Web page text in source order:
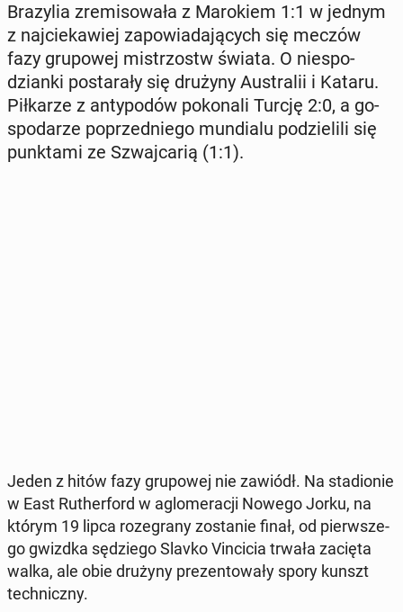
Bra­zy­lia zre­mi­so­wa­ła z Ma­ro­kiem 1:1 w jednym
z naj­cie­ka­wiej za­po­wia­da­ją­cych się meczów
fazy gru­po­wej mi­strzostw świata. O nie­spo­
dzian­ki po­sta­ra­ły się drużyny Au­stra­lii i Kataru.
Pił­ka­rze z an­ty­po­dów po­ko­na­li Turcję 2:0, a go­
spo­da­rze po­przed­nie­go mun­dia­lu po­dzie­li­li się
punk­ta­mi ze Szwaj­ca­rią (1:1).
Jeden z hitów fazy gru­po­wej nie zawiódł. Na sta­dio­nie
w East Ru­ther­ford w aglo­me­ra­cji Nowego Jorku, na
którym 19 lipca ro­ze­gra­ny zo­sta­nie finał, od pierw­sze­
go gwizdka sę­dzie­go Slavko Vin­ci­cia trwała zacięta
walka, ale obie drużyny pre­zen­to­wa­ły spory kunszt
tech­nicz­ny.